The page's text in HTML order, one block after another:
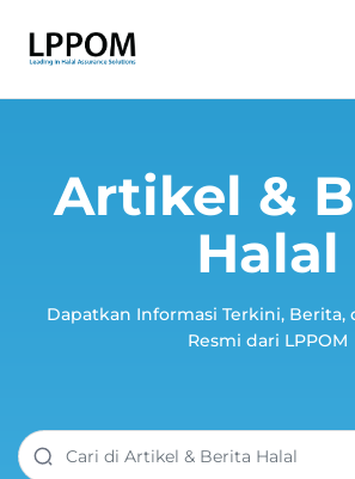
Artikel &
Halal
Dapatkan Informasi Terkini, Berita,
Resmi dari LPPOM